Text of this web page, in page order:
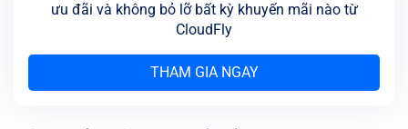
ưu đãi và không bỏ lỡ bất kỳ khuyến mãi nào từ
CloudFly
THAM GIA NGAY